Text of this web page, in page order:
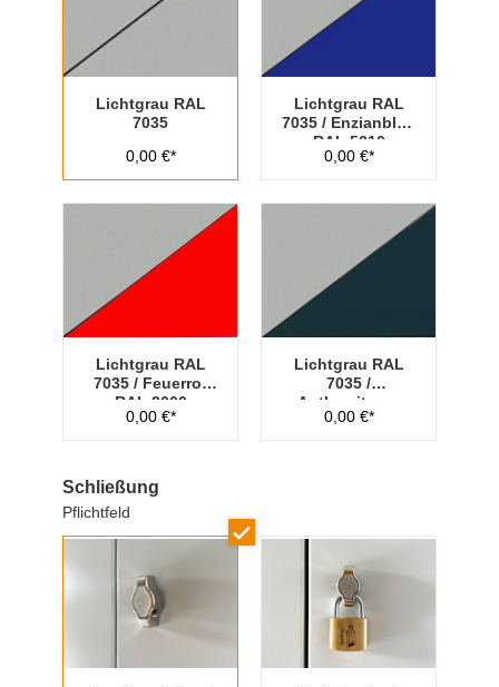
Lichtgrau RAL
7035
0,00 €*
Lichtgrau RAL
7035 / Enzianblau
RAL 5010
0,00 €*
Lichtgrau RAL
7035 / Feuerrot
RAL 3000
0,00 €*
Lichtgrau RAL
7035 /
Anthrazitgrau
RAL 7016
0,00 €*
Schließung
Pflichtfeld